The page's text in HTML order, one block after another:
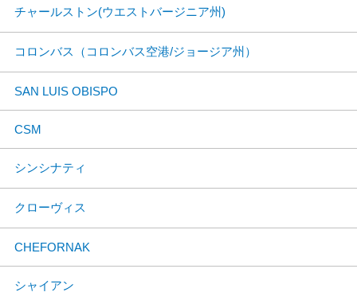
チャールストン(ウエストバージニア州)
コロンバス（コロンバス空港/ジョージア州）
SAN LUIS OBISPO
CSM
シンシナティ
クローヴィス
CHEFORNAK
シャイアン